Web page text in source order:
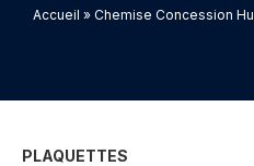
Accueil » Chemise Concession
PLAQUETTES